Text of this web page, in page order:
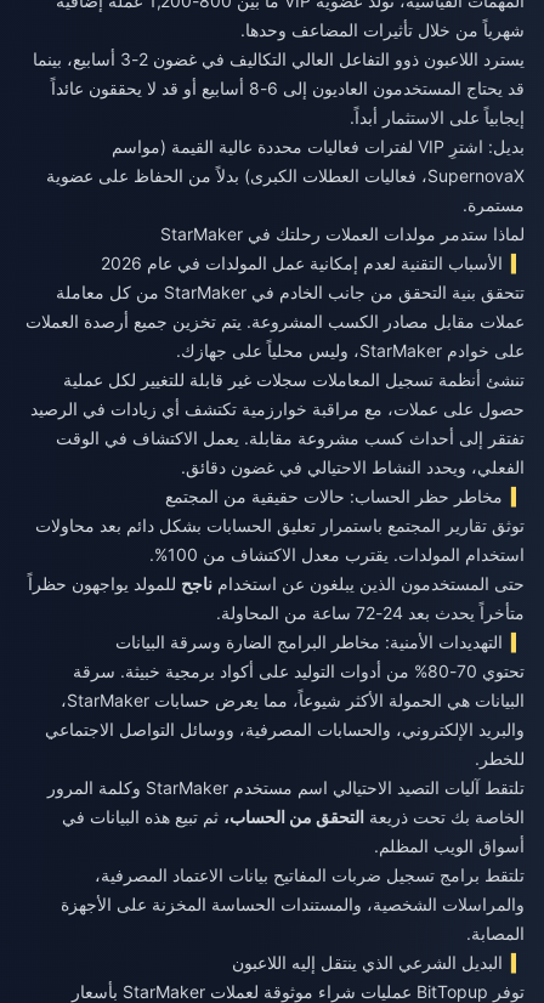
شهرياً من خلال تأثيرات المضاعف وحدها.
يسترد اللاعبون ذوو التفاعل العالي التكاليف في غضون 2-3 أسابيع، بينما
قد يحتاج المستخدمون العاديون إلى 6-8 أسابيع أو قد لا يحققون عائداً
إيجابياً على الاستثمار أبداً.
بديل: اشترِ VIP لفترات فعاليات محددة عالية القيمة (مواسم
SupernovaX، فعاليات العطلات الكبرى) بدلاً من الحفاظ على عضوية
مستمرة.
لماذا ستدمر مولدات العملات رحلتك في StarMaker
الأسباب التقنية لعدم إمكانية عمل المولدات في عام 2026
تتحقق بنية التحقق من جانب الخادم في StarMaker من كل معاملة
عملات مقابل مصادر الكسب المشروعة. يتم تخزين جميع أرصدة العملات
على خوادم StarMaker، وليس محلياً على جهازك.
تنشئ أنظمة تسجيل المعاملات سجلات غير قابلة للتغيير لكل عملية
حصول على عملات، مع مراقبة خوارزمية تكتشف أي زيادات في الرصيد
تفتقر إلى أحداث كسب مشروعة مقابلة. يعمل الاكتشاف في الوقت
الفعلي، ويحدد النشاط الاحتيالي في غضون دقائق.
مخاطر حظر الحساب: حالات حقيقية من المجتمع
توثق تقارير المجتمع باستمرار تعليق الحسابات بشكل دائم بعد محاولات
استخدام المولدات. يقترب معدل الاكتشاف من 100%.
حتى المستخدمون الذين يبلغون عن استخدام ناجح للمولد يواجهون حظراً
متأخراً يحدث بعد 24-72 ساعة من المحاولة.
التهديدات الأمنية: مخاطر البرامج الضارة وسرقة البيانات
تحتوي 70-80% من أدوات التوليد على أكواد برمجية خبيثة. سرقة
البيانات هي الحمولة الأكثر شيوعاً، مما يعرض حسابات StarMaker،
والبريد الإلكتروني، والحسابات المصرفية، ووسائل التواصل الاجتماعي
للخطر.
تلتقط آليات التصيد الاحتيالي اسم مستخدم StarMaker وكلمة المرور
الخاصة بك تحت ذريعة التحقق من الحساب، ثم تبيع هذه البيانات في
أسواق الويب المظلم.
تلتقط برامج تسجيل ضربات المفاتيح بيانات الاعتماد المصرفية،
والمراسلات الشخصية، والمستندات الحساسة المخزنة على الأجهزة
المصابة.
البديل الشرعي الذي ينتقل إليه اللاعبون
توفر BitTopup عمليات شراء موثوقة لعملات StarMaker بأسعار